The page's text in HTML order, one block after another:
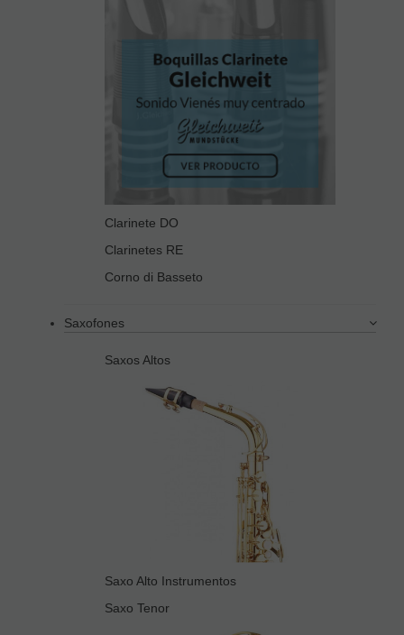
Clarinete DO
Clarinetes RE
Corno di Basseto
Saxofones
Saxos Altos
Saxo Alto Instrumentos
Saxo Tenor